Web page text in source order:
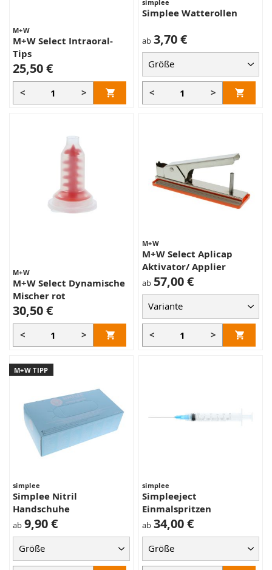
M+W
M+W Select Intraoral-
Tips
25,50 €
< >
simplee
Simplee Watterollen
ab 3,70 €
< >
M+W
M+W Select Dynamische
Mischer rot
30,50 €
< >
M+W
M+W Select Aplicap
Aktivator/ Applier
ab 57,00 €
< >
M+W TIPP
simplee
Simplee Nitril
Handschuhe
ab 9,90 €
simplee
Simpleeject
Einmalspritzen
ab 34,00 €